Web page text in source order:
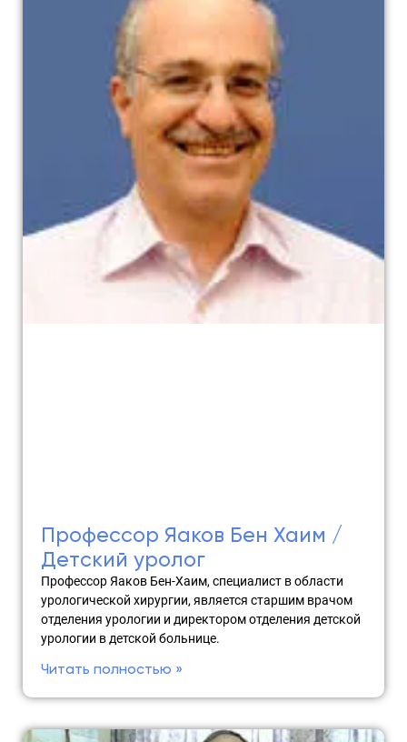
Профессор Яаков Бен Хаим /
Детский уролог
Профессор Яаков Бен-Хаим, специалист в области
урологической хирургии, является старшим врачом
отделения урологии и директором отделения детской
урологии в детской больнице.
Читать полностью »